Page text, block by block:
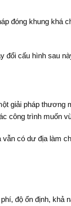
đóng khung khá
đổi cấu hình sau
giải pháp
công trình muốn
có dư địa làm
độ ổn định,